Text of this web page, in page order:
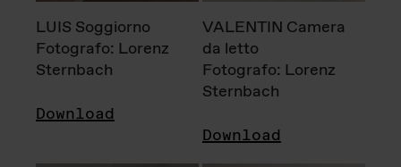
LUIS Soggiorno
Fotografo: Lorenz
Sternbach
Download
VALENTIN Camera
da letto
Fotografo: Lorenz
Sternbach
Download